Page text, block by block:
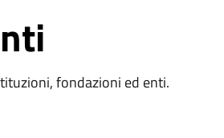
fondazioni ed enti.